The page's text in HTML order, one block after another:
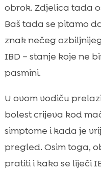
 IBD (upalna
 Najčešći
 Kako se
 Opcije liječenja
Prehrana kod
 CricksyCat
prehrana bez
Uloga vlakana,
Kućna skrb:
okruženje i
obrok. Zdjelica tada
Baš tada se pitamo
znak nečeg
IBD – stanje koje ne
pasmini.
U ovom vodiču
bolest crijeva kod
simptome i kada je
pregled. Osim toga,
pratiti i kako se liječi